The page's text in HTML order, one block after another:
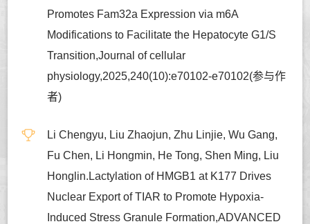
Promotes Fam32a Expression via m6A
Modifications to Facilitate the Hepatocyte G1/S
Transition,Journal of cellular
physiology,2025,240(10):e70102-e70102(参与作
者)
Li Chengyu, Liu Zhaojun, Zhu Linjie, Wu Gang,
Fu Chen, Li Hongmin, He Tong, Shen Ming, Liu
Honglin.Lactylation of HMGB1 at K177 Drives
Nuclear Export of TIAR to Promote Hypoxia-
Induced Stress Granule Formation,ADVANCED